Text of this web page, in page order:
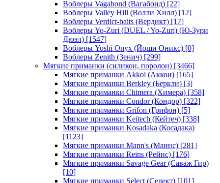
Воблеры Vagabond (Вагабонд) [22]
Воблеры Valley Hill (Волли Хилл) [12]
Воблеры Verdict-baits (Вердикт) [17]
Воблеры Yo-Zuri (DUEL / Yo-Zuri) (Ю-Зури
Дюэл) [1547]
Воблеры Yoshi Onyx (Йоши Оникс) [0]
Воблеры Zenith (Зенич) [299]
Мягкие приманки (силикон, поролон) [3466]
Мягкие приманки Akkoi (Аккои) [165]
Мягкие приманки Berkley (Беркли) [3]
Мягкие приманки Chimera (Химера) [358]
Мягкие приманки Condor (Кондор) [322]
Мягкие приманки Grifon (Грифон) [5]
Мягкие приманки Keitech (Кейтеч) [338]
Мягкие приманки Kosadaka (Косадака)
[1123]
Мягкие приманки Mann's (Маннс) [281]
Мягкие приманки Reins (Рейнс) [176]
Мягкие приманки Savage Gear (Саваж Гир)
[10]
Мягкие приманки Select (Селект) [101]